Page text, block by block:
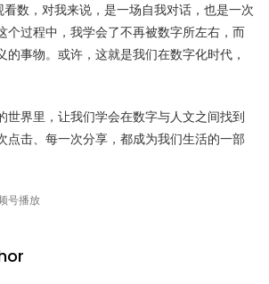
数，对我来说，是一场自我对话，也是一次
个过程中，我学会了不再被数字所左右，而
的事物。或许，这就是我们在数字化时代，
世界里，让我们学会在数字与人文之间找到
点击、每一次分享，都成为我们生活的一部
号播放